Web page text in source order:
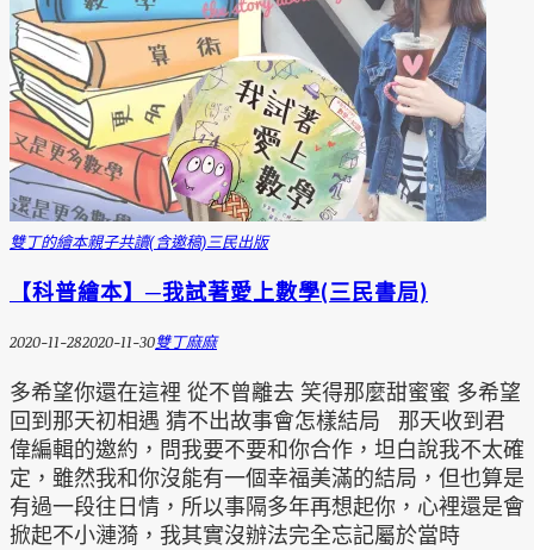
雙丁的繪本親子共讀(含邀稿)三民出版
【科普繪本】─我試著愛上數學(三民書局)
2020-11-282020-11-30雙丁麻麻
多希望你還在這裡 從不曾離去 笑得那麼甜蜜蜜 多希望
回到那天初相遇 猜不出故事會怎樣結局 那天收到君
偉編輯的邀約，問我要不要和你合作，坦白說我不太確
定，雖然我和你沒能有一個幸福美滿的結局，但也算是
有過一段往日情，所以事隔多年再想起你，心裡還是會
掀起不小漣漪，我其實沒辦法完全忘記屬於當時